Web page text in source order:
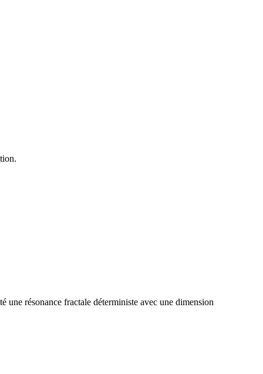
une résonance fractale déterministe avec une dimension